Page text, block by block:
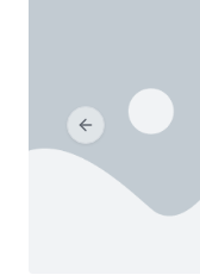
Previous slide